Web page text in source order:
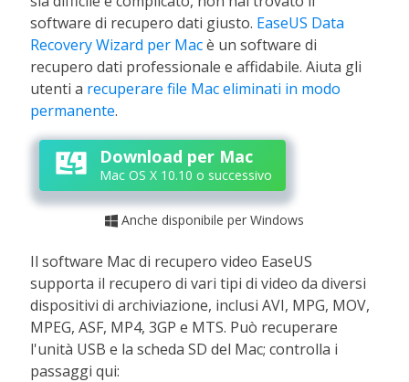
software di recupero dati giusto. EaseUS Data
Recovery Wizard per Macè un software di
recupero dati professionale e affidabile. Aiuta gli
utenti a recuperare file Mac eliminati in modo
permanente.
Download per Mac
Mac OS X 10.10 o successivo
 Anche disponibile per Windows
Il software Mac di recupero video EaseUS
supporta il recupero di vari tipi di video da diversi
dispositivi di archiviazione, inclusi AVI, MPG, MOV,
MPEG, ASF, MP4, 3GP e MTS. Può recuperare
l'unità USB e la scheda SD del Mac; controlla i
passaggi qui: